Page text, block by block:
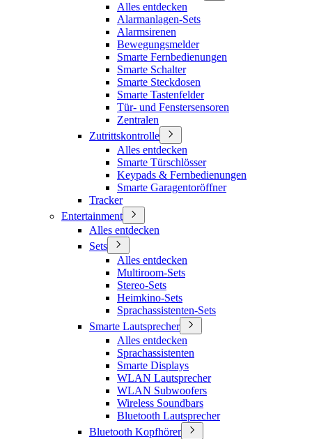
Alles entdecken
Alarmanlagen-Sets
Alarmsirenen
Bewegungsmelder
Smarte Fernbedienungen
Smarte Schalter
Smarte Steckdosen
Smarte Tastenfelder
Tür- und Fenstersensoren
Zentralen
Zutrittskontrolle
Alles entdecken
Smarte Türschlösser
Keypads & Fernbedienungen
Smarte Garagentoröffner
Tracker
Entertainment
Alles entdecken
Sets
Alles entdecken
Multiroom-Sets
Stereo-Sets
Heimkino-Sets
Sprachassistenten-Sets
Smarte Lautsprecher
Alles entdecken
Sprachassistenten
Smarte Displays
WLAN Lautsprecher
WLAN Subwoofers
Wireless Soundbars
Bluetooth Lautsprecher
Bluetooth Kopfhörer